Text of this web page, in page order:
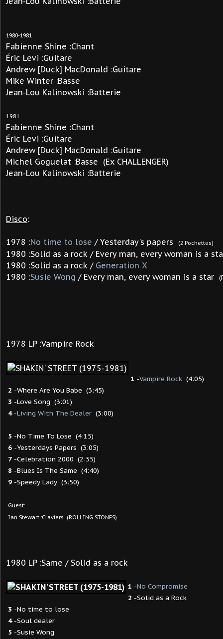
1980-1981
Fabienne Shine :Chant
Éric Levi :Guitare
Andrew [Duck] MacDonald :Guitare
Mike Winter :Basse
Jean-Lou Kalinowski :Batterie
1981
Fabienne Shine :Chant
Éric Levi :Guitare
Andrew [Duck] MacDonald :Guitare
Michel Goguelat :Basse (Ex CHALLENGER)
Jean-Lou Kalinowski :Batterie
Disco:
1978 :No time to lose / Yesterday's papers (2 Pochettes)
1980 :Solid as a rock / Every man, every woman is a
1980 :Solid as a rock / Generation X
1980 :Susie Wong / Every man, every woman is a star
1978 LP :Vampire Rock
1 -Vampire Rock (4:05)
2 -Where Are You Babe (3:45)
3 -Love Song (3:01)
4-Living With The Dealer (3:00)
5 -No Time To Lose (4:15)
6 -Yesterdays Papers (3:05)
7 -Celebration 2000 (2:35)
8 -Blues Is The Same (4:40)
9 -Speedy Lady (3:50)
Guest:
Ian Stewart :Claviers (ROLLING STONES)
1980 LP :Same / Solid as a rock
1 -No Compromise
2 -Solid as a Rock
3 -No time to lose
4-Soul dealer
5 -Susie Wong